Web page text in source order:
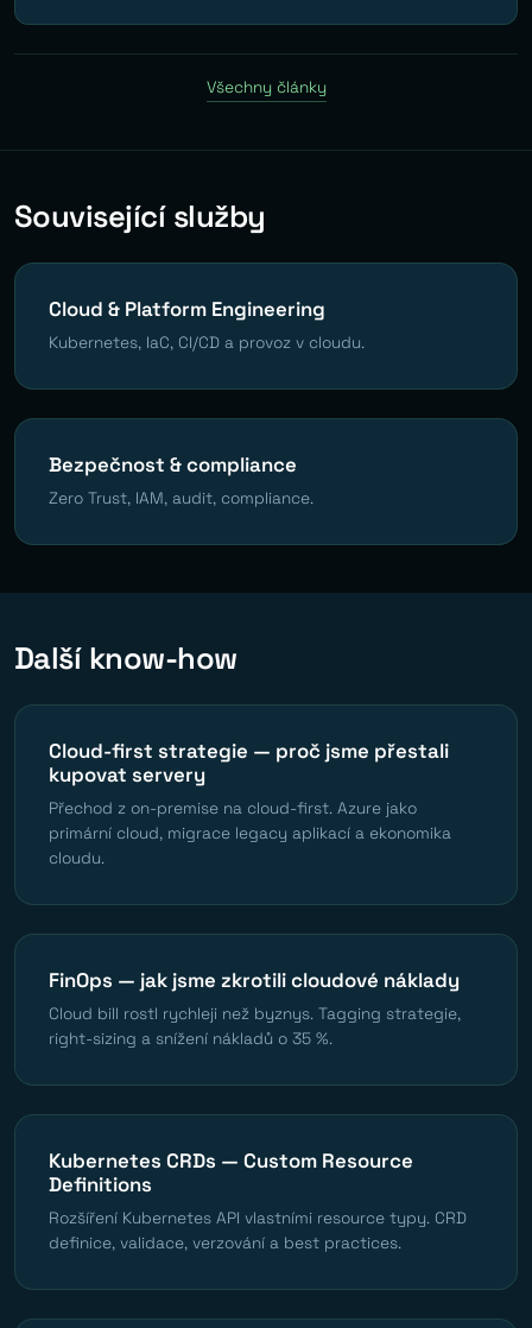
Všechny články
Související služby
Cloud & Platform Engineering
Kubernetes, IaC, CI/CD a provoz v cloudu.
Bezpečnost & compliance
Zero Trust, IAM, audit, compliance.
Další know-how
Cloud-first strategie — proč jsme přestali
kupovat servery
Přechod z on-premise na cloud-first. Azure jako
primární cloud, migrace legacy aplikací a ekonomika
cloudu.
FinOps — jak jsme zkrotili cloudové náklady
Cloud bill rostl rychleji než byznys. Tagging strategie,
right-sizing a snížení nákladů o 35 %.
Kubernetes CRDs — Custom Resource
Definitions
Rozšíření Kubernetes API vlastními resource typy. CRD
definice, validace, verzování a best practices.